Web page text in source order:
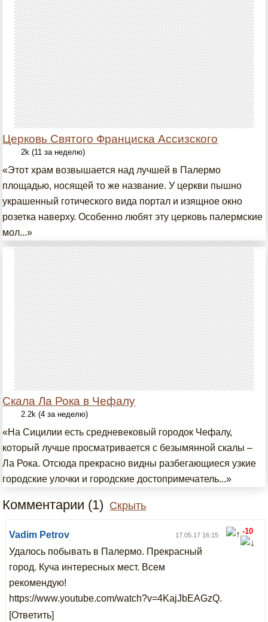
Церковь Святого Франциска Ассизского
2k (11 за неделю)
«Этот храм возвышается над лучшей в Палермо
площадью, носящей то же название. У церкви пышно
украшенный готического вида портал и изящное окно
розетка наверху. Особенно любят эту церковь палермские
мол...»
Скала Ла Рока в Чефалу
2.2k (4 за неделю)
«На Сицилии есть средневековый городок Чефалу,
который лучше просматривается с безымянной скалы –
Ла Рока. Отсюда прекрасно видны разбегающиеся узкие
городские улочки и городские достопримечатель...»
Комментарии (1) Скрыть
Vadim Petrov 17.05.17 16:15
Удалось побывать в Палермо. Прекрасный
город. Куча интересных мест. Всем
рекомендую!
https://www.youtube.com/watch?v=4KajJbEAGzQ.
[Ответить]
-10